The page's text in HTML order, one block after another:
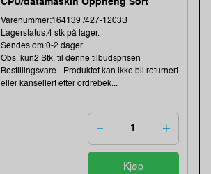
CPU/datamaskin Oppheng Sort
Varenummer:164139 /427-1203B
Lagerstatus:4 stk på lager.
Sendes om:0-2 dager
Obs, kun2 Stk. til denne tilbudsprisen
Bestillingsvare - Produktet kan ikke bli returnert
eller kansellert etter ordrebek...
Kjøp